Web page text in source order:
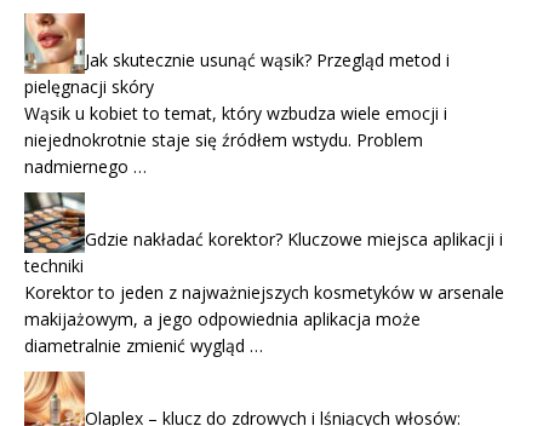
Jak skutecznie usunąć wąsik? Przegląd metod i
pielęgnacji skóry
Wąsik u kobiet to temat, który wzbudza wiele emocji i
niejednokrotnie staje się źródłem wstydu. Problem
nadmiernego …
Gdzie nakładać korektor? Kluczowe miejsca aplikacji i
techniki
Korektor to jeden z najważniejszych kosmetyków w arsenale
makijażowym, a jego odpowiednia aplikacja może
diametralnie zmienić wygląd …
Olaplex – klucz do zdrowych i lśniących włosów: